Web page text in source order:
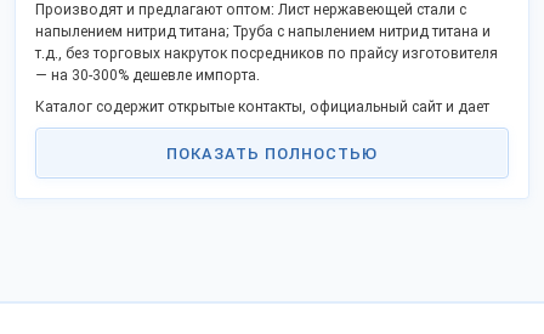
Производят и предлагают оптом: Лист нержавеющей стали с
напылением нитрид титана; Труба с напылением нитрид титана и
т.д., без торговых накруток посредников по прайсу изготовителя
— на 30-300% дешевле импорта.
Каталог содержит открытые контакты, официальный сайт и дает
возможность сделать заказ напрямую, стать дистрибьютором в
Российские производственные фирмы активно включились в
ПОКАЗАТЬ ПОЛНОСТЬЮ